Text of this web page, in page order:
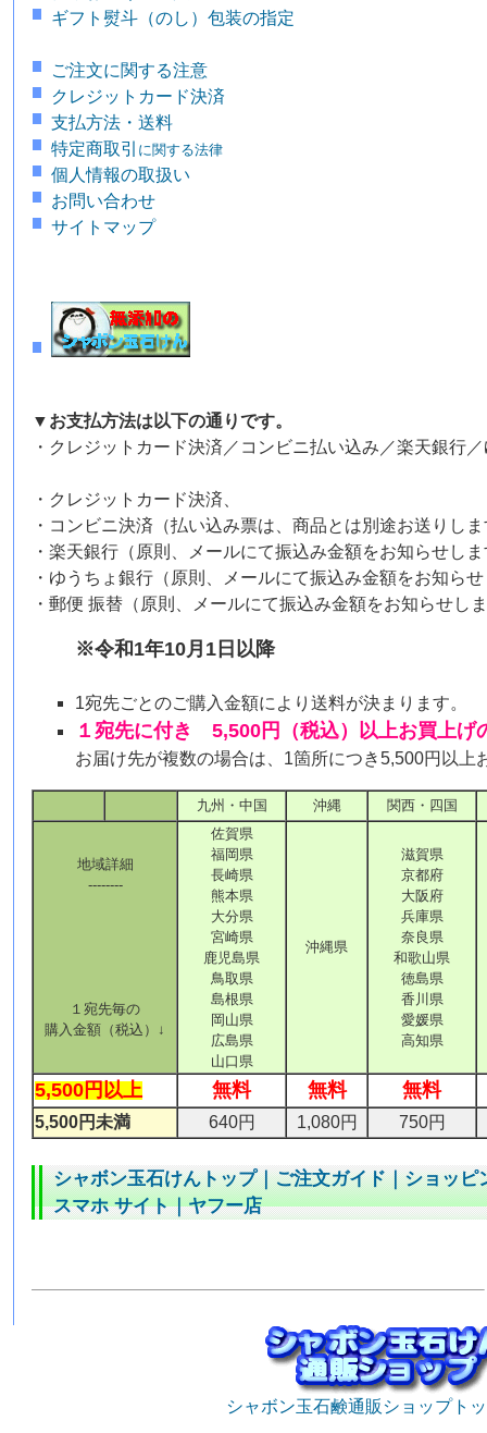
ギフト熨斗（のし）包装の指定
ご注文に関する注意
クレジットカード決済
支払方法・送料
特定商取引 に関する法律
個人情報の取扱い
お問い合わせ
サイトマップ
▼お支払方法は以下の通りです。
・クレジットカード決済／コンビニ払い込み／楽天銀行
・クレジットカード決済、
・コンビニ決済（払い込み票は、商品とは別途お送りし
・楽天銀行（原則、メールにて振込み金額をお知らせし
・ゆうちょ銀行（原則、メールにて振込み金額をお知ら
・郵便 振替（原則、メールにて振込み金額をお知らせし
※令和1年10月1日以降
1宛先ごとのご購入金額により送料が決まります。
１宛先に付き 5,500円（税込）以上お買上げ
お届け先が複数の場合は、1箇所につき5,500円以
九州・中国 沖縄 関西・四国
地域詳細
--------
１宛先毎の
購入金額（税込）↓
佐賀県
福岡県
長崎県
熊本県
大分県
宮崎県
鹿児島県
鳥取県
島根県
岡山県
広島県
山口県
沖縄県
滋賀県
京都府
大阪府
兵庫県
奈良県
和歌山県
徳島県
香川県
愛媛県
高知県
5,500円以上 無料 無料 無料
5,500円未満 640円 1,080円 750円
シャボン玉石けんトップ｜ご注文ガイド｜ショッピ
スマホ サイト｜ヤフー店
シャボン玉石鹸通販ショップト